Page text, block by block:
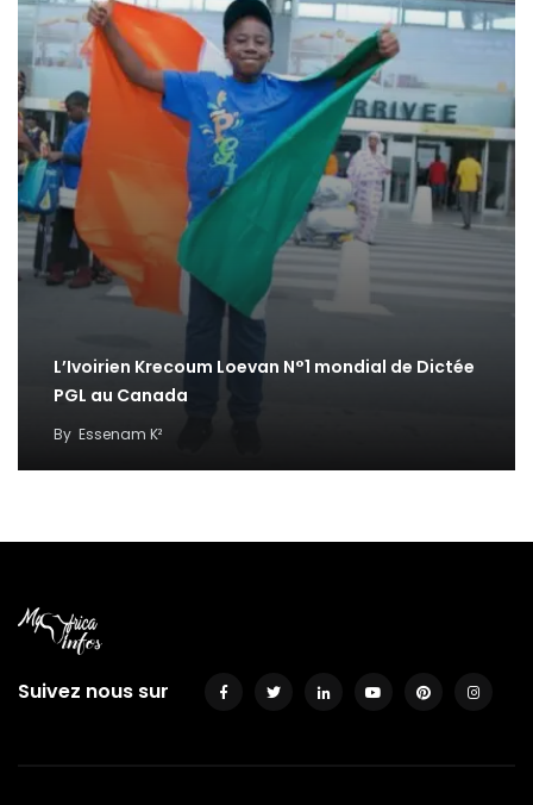
L’Ivoirien Krecoum Loevan N°1 mondial de Dictée
PGL au Canada
By Essenam K²
Suivez nous sur